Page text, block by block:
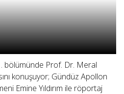
bölümünde Prof. Dr. Meral
konuşuyor; Gündüz Apollon
Emine Yıldırım ile röportaj